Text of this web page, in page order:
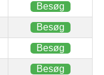
Besøg
Besøg
Besøg
Besøg